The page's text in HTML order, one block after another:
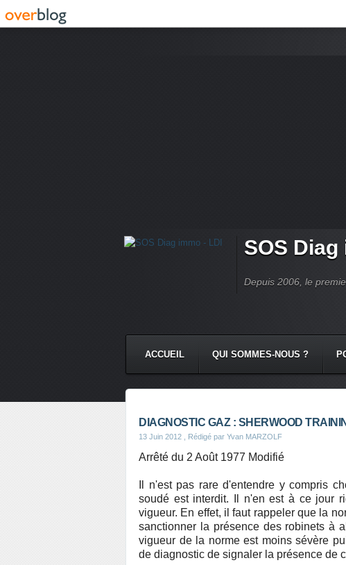
SOS Diag
Depuis 2006, le
ACCUEIL QUI SOMMES-NOUS ?
DIAGNOSTIC GAZ : SHERWOOD
13 Juin 2012 , Rédigé par Yvan MARZOLF
Arrêté du 2 Août 1977 Modifié
Il n'est pas rare d'entendre y compris
soudé est interdit. Il n'en est à ce jour
vigueur. En effet, il faut rappeler que la
sanctionner la présence des robinets à
vigueur de la norme est moins sévère
de diagnostic de signaler la présence de